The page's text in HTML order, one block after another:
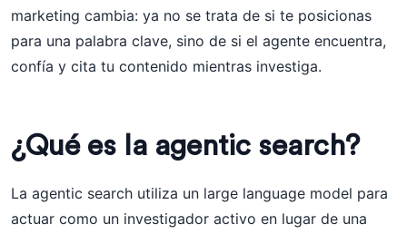
marketing cambia: ya no se trata de si te posicionas
para una palabra clave, sino de si el agente encuentra,
confía y cita tu contenido mientras investiga.
¿Qué es la agentic search?
La agentic search utiliza un large language model para
actuar como un investigador activo en lugar de una